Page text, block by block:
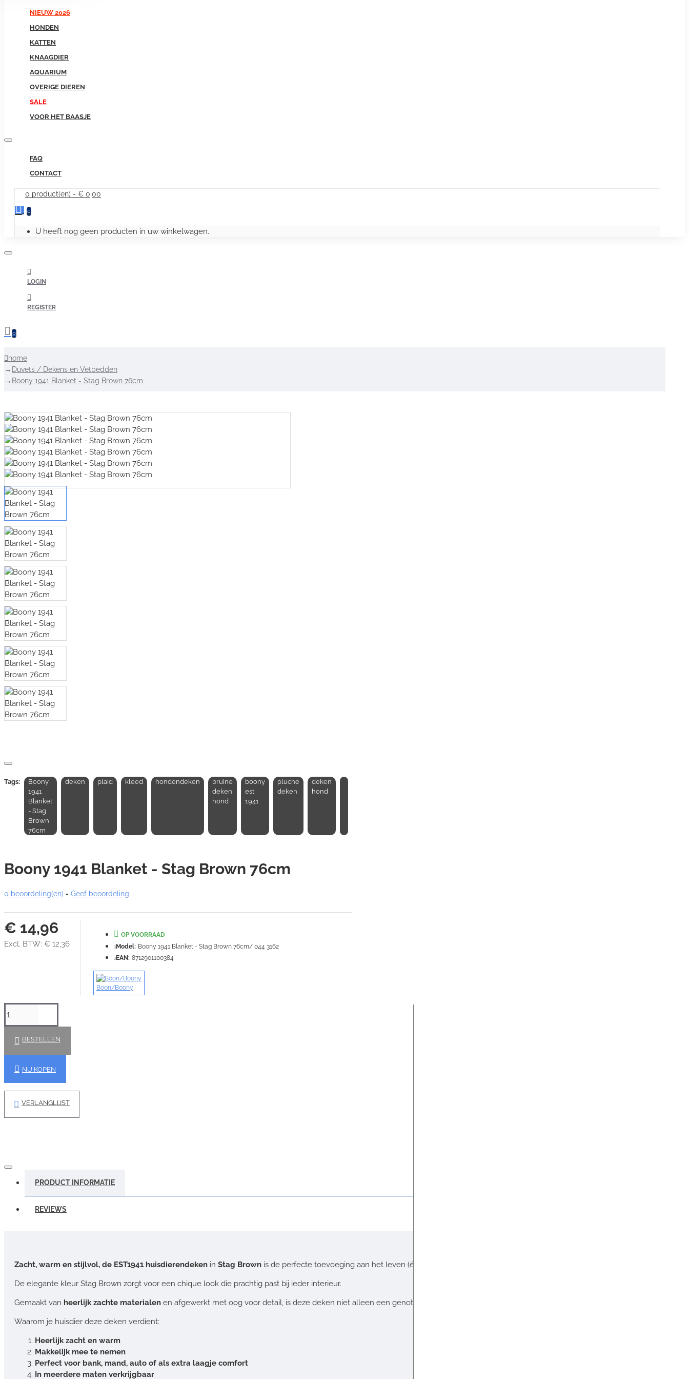
NIEUW 2026
HONDEN
KATTEN
KNAAGDIER
AQUARIUM
OVERIGE DIEREN
SALE
VOOR HET BAASJE
FAQ
CONTACT
0 product(en) - € 0,00
0
U heeft nog geen producten in uw winkelwagen.
LOGIN
REGISTER
0
home
Duvets / Dekens en Vetbedden
Boony 1941 Blanket - Stag Brown 76cm
Tags:
Boony
1941
Blanket
- Stag
Brown
76cm
deken plaid kleed hondendeken
bruine
deken
hond
boony
est
1941
pluche
deken
deken
hond
Boony 1941 Blanket - Stag Brown 76cm
0 beoordeling(en) - Geef beoordeling
€ 14,96
Excl. BTW: € 12,36
OP VOORRAAD
Model: Boony 1941 Blanket - Stag Brown 76cm/ 044 3162
EAN: 8712901100384
Boon/Boony
BESTELLEN
NU KOPEN
VERLANGLIJST
PRODUCT INFORMATIE
REVIEWS
Zacht, warm en stijlvol, de EST1941 huisdierendeken in Stag Brown is de perfecte toevoeging aan het leven (én het favoriete plekje) van jouw huisdier.
De elegante kleur Stag Brown zorgt voor een chique look die prachtig past bij ieder interieur.
Gemaakt van heerlijk zachte materialen en afgewerkt met oog voor detail, is deze deken niet alleen een genot voor je huisdier, maar ook een stijlvolle keuze voor jou.
Waarom je huisdier deze deken verdient:
Heerlijk zacht en warm
Makkelijk mee te nemen
Perfect voor bank, mand, auto of als extra laagje comfort
In meerdere maten verkrijgbaar